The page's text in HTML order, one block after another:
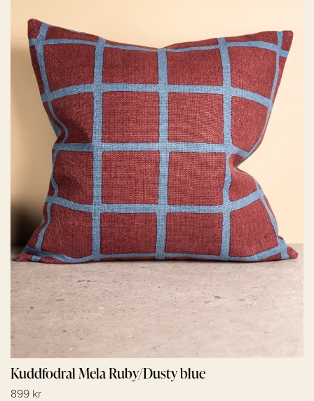
Kuddfodral Mela Ruby/Dusty blue
899 kr